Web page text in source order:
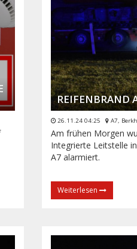
REIFENBRAND
26.11.24 04:25 A7,
Am frühen Morgen
Integrierte Leitstelle
A7 alarmiert.
Weiterlesen